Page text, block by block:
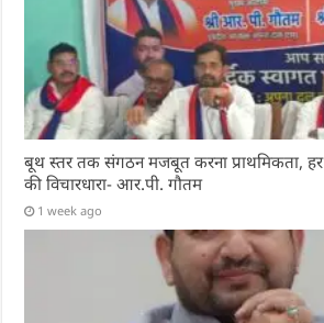
बूथ स्तर तक संगठन मजबूत करना प्राथमिकता, हर
की विचारधारा- आर.पी. गौतम
1 week ago